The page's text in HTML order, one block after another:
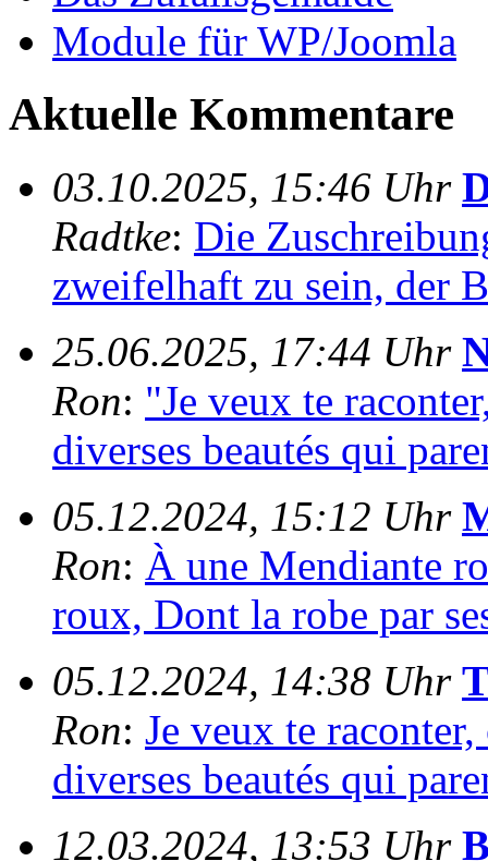
Module für WP/Joomla
Aktuelle Kommentare
03.10.2025, 15:46 Uhr
Radtke: Die
zweifelhaft zu sein, der
25.06.2025, 17:44 Uhr
Ron: "Je veux te
diverses beautés qui
05.12.2024, 15:12 Uhr
Ron: À une Mendiante
roux, Dont la robe par
05.12.2024, 14:38 Uhr
Ron: Je veux te
diverses beautés qui
12.03.2024, 13:53 Uhr